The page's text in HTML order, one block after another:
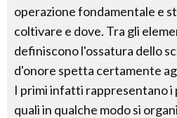
operazione fondamentale e
coltivare e dove. Tra gli
definiscono l'ossatura dello
d'onore spetta certamente
I primi infatti rappresentano
quali in qualche modo si